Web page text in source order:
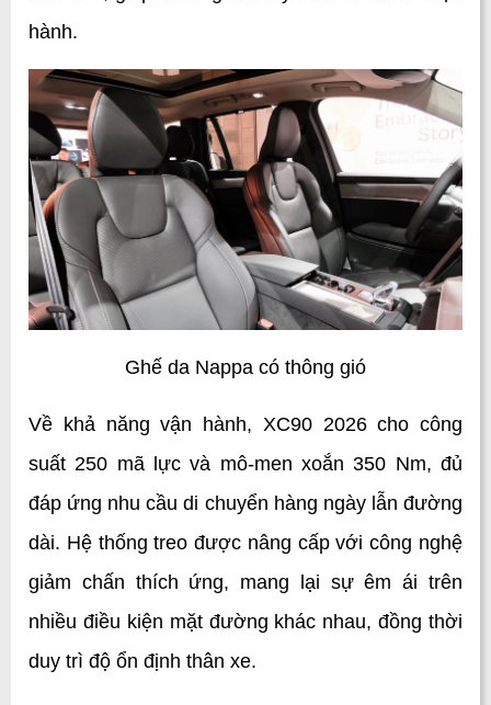
hành.
Ghế da Nappa có thông gió
Về khả năng vận hành, XC90 2026 cho công
suất 250 mã lực và mô-men xoắn 350 Nm, đủ
đáp ứng nhu cầu di chuyển hàng ngày lẫn đường
dài. Hệ thống treo được nâng cấp với công nghệ
giảm chấn thích ứng, mang lại sự êm ái trên
nhiều điều kiện mặt đường khác nhau, đồng thời
duy trì độ ổn định thân xe.